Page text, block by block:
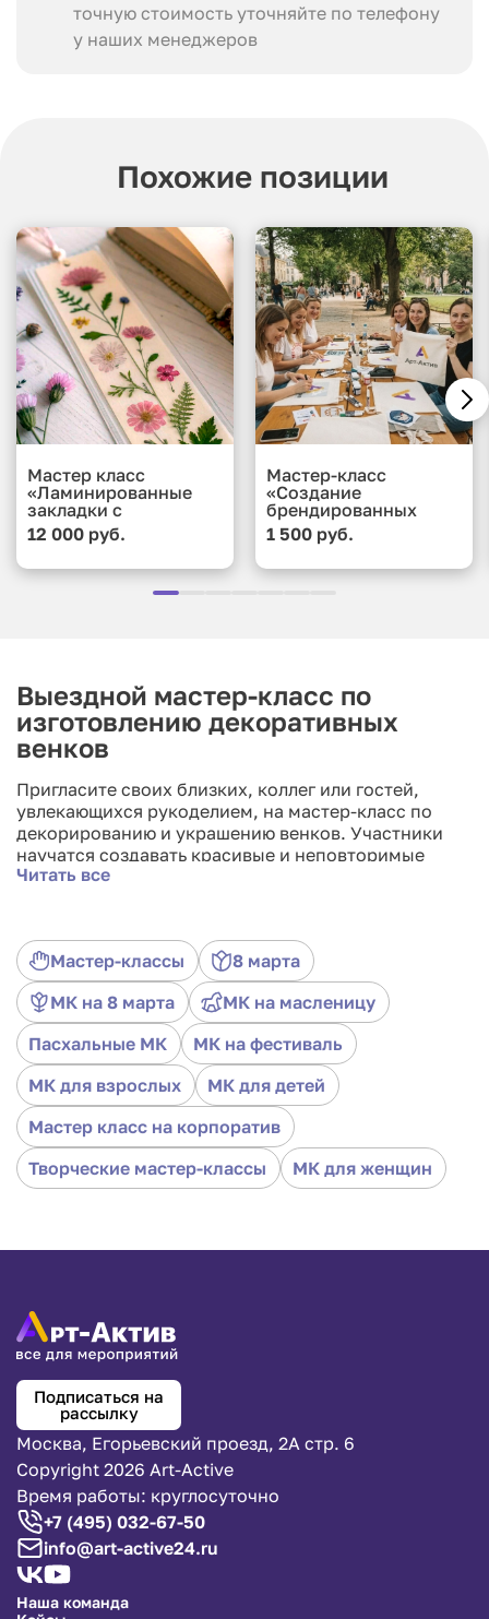
точную стоимость уточняйте по телефону
у наших менеджеров
Похожие позиции
Мастер класс
«Ламинированные
закладки с
сухоцветами и
коллажами»
12 000 руб.
Мастер-класс
«Создание
брендированных
подушек»
1 500 руб.
Выездной мастер-класс по
изготовлению декоративных
венков
Пригласите своих близких, коллег или гостей,
увлекающихся рукоделием, на мастер-класс по
декорированию и украшению венков. Участники
научатся создавать красивые и неповторимые
венки, используя разнообразные материалы, такие
познакомят вас с различными техниками и
приёмами для изготовления пасхальных венков.
Этот мастер-класс придётся по вкусу любителям
рукоделия, а готовые венки можно будет
преподнести в качестве символичного подарка или
украсить ими двери вашего дома.
Читать все
Мастер-классы
8 марта
МК на 8 марта
МК на масленицу
Пасхальные МК
МК на фестиваль
МК для взрослых
МК для детей
Мастер класс на корпоратив
Творческие мастер-классы
МК для женщин
Подписаться на
рассылку
Москва, Егорьевский проезд, 2А стр. 6
Copyright 2026 Art-Active
Время работы: круглосуточно
+7 (495) 032-67-50
info@art-active24.ru
Наша команда